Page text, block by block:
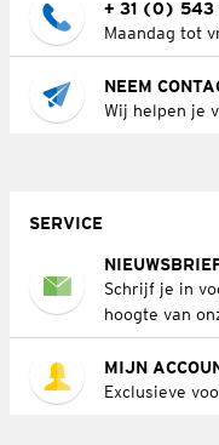
+ 31 (0) 543
Maandag tot
NEEM
Wij helpen je
SERVICE
Schrijf je in
hoogte van
MIJN
Exclusieve